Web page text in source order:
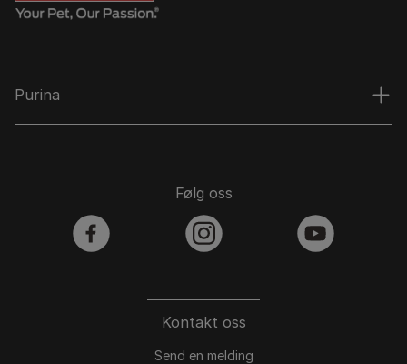
Purina
Kontakt oss
Send en melding
Følg oss
facebook instagram youtube